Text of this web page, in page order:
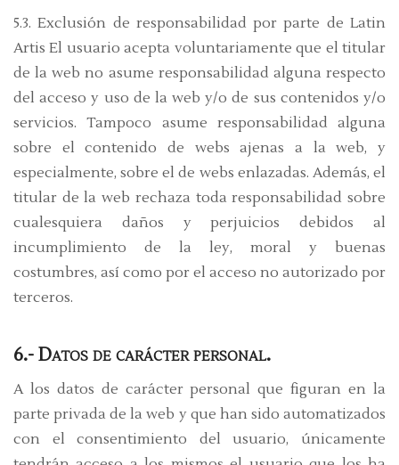
5.3. Exclusión de responsabilidad por parte de Latin
Artis El usuario acepta voluntariamente que el titular
de la web no asume responsabilidad alguna respecto
del acceso y uso de la web y/o de sus contenidos y/o
servicios. Tampoco asume responsabilidad alguna
sobre el contenido de webs ajenas a la web, y
especialmente, sobre el de webs enlazadas. Además, el
titular de la web rechaza toda responsabilidad sobre
cualesquiera daños y perjuicios debidos al
incumplimiento de la ley, moral y buenas
costumbres, así como por el acceso no autorizado por
terceros.
6.- Datos de carácter personal.
A los datos de carácter personal que figuran en la
parte privada de la web y que han sido automatizados
con el consentimiento del usuario, únicamente